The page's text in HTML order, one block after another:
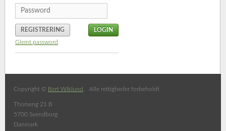
REGISTRERING
Glemt password
Copyright © Bert Wiklund . Alle rettigheder forbeholdt
Thorseng 21 B
5700 Svendborg
Danmark